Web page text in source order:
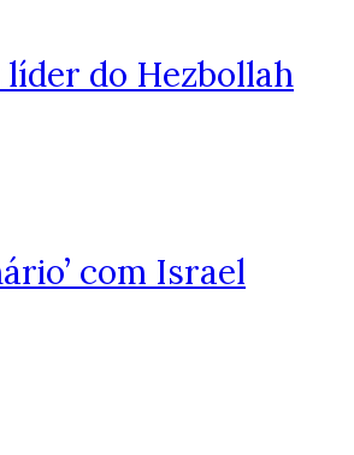
líder do Hezbollah
com Israel